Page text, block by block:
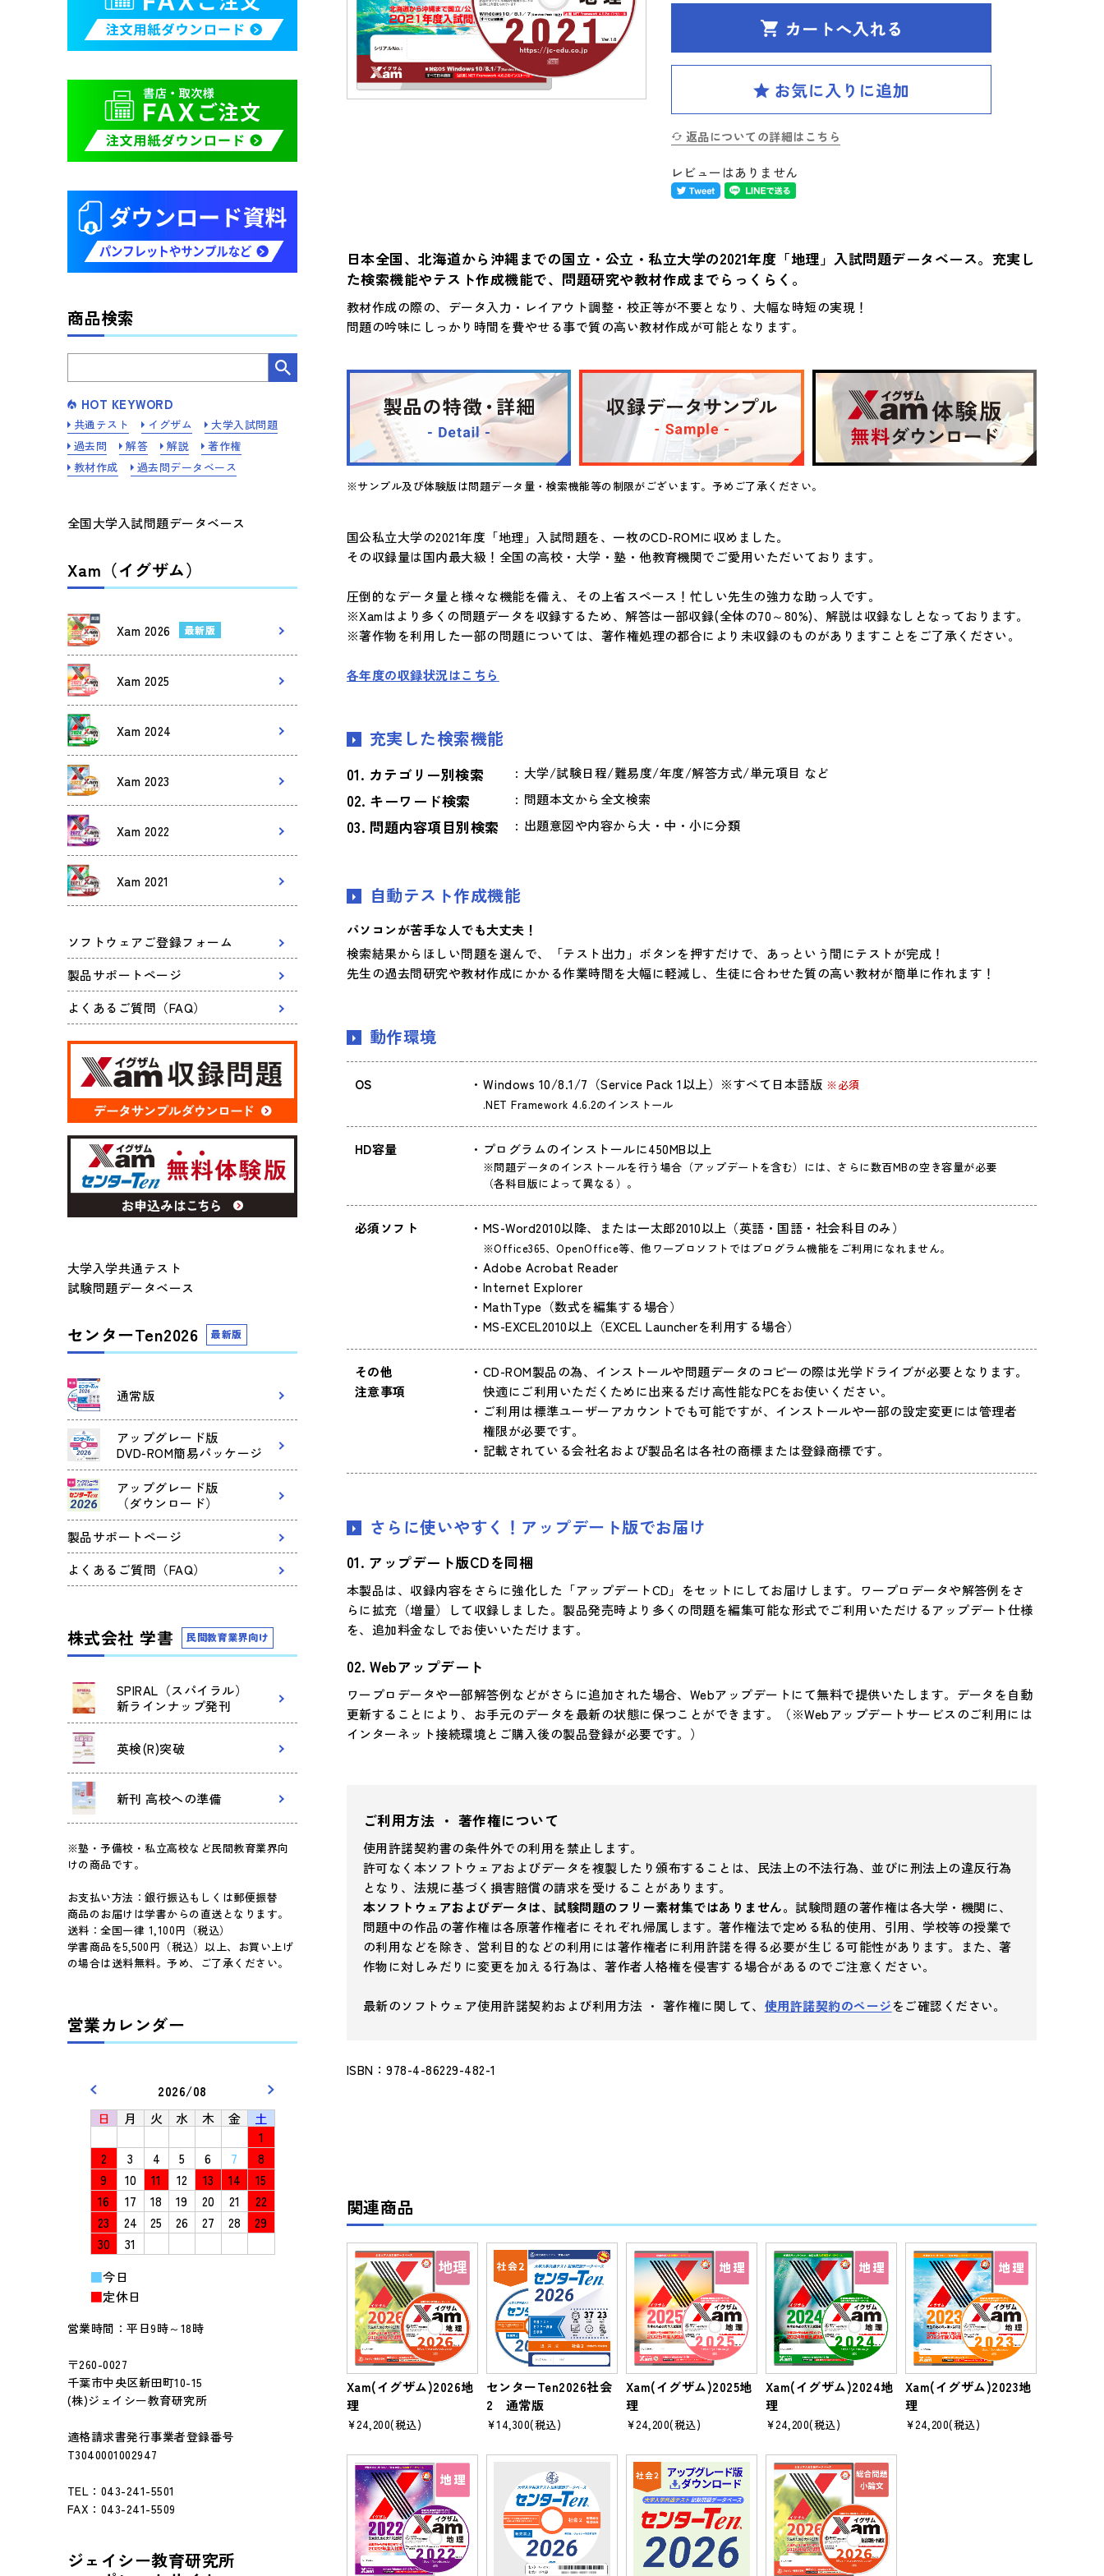
返品についての詳細はこちら
レビューはありません
日本全国、北海道から沖縄までの国立・公立・私立大学の2021年度「地理」入試問題データベース。充実し
た検索機能やテスト作成機能で、問題研究や教材作成までらっくらく。
教材作成の際の、データ入力・レイアウト調整・校正等が不要となり、大幅な時短の実現！
問題の吟味にしっかり時間を費やせる事で質の高い教材作成が可能となります。
※サンプル及び体験版は問題データ量・検索機能等の制限がございます。予めご了承ください。
国公私立大学の2021年度「地理」入試問題を、一枚のCD-ROMに収めました。
その収録量は国内最大級！全国の高校・大学・塾・他教育機関でご愛用いただいております。
圧倒的なデータ量と様々な機能を備え、その上省スペース！忙しい先生の強力な助っ人です。
※Xamはより多くの問題データを収録するため、解答は一部収録(全体の70～80%)、解説は収録なしとなっております。
※著作物を利用した一部の問題については、著作権処理の都合により未収録のものがありますことをご了承ください。
各年度の収録状況はこちら
充実した検索機能
カテゴリー別検索 大学/試験日程/難易度/年度/解答方式/単元項目 など
キーワード検索 問題本文から全文検索
問題内容項目別検索 出題意図や内容から大・中・小に分類
自動テスト作成機能
パソコンが苦手な人でも大丈夫！
検索結果からほしい問題を選んで、「テスト出力」ボタンを押すだけで、あっという間にテストが完成！
先生の過去問研究や教材作成にかかる作業時間を大幅に軽減し、生徒に合わせた質の高い教材が簡単に作れます！
動作環境
OS Windows 10/8.1/7（Service Pack 1以上）※すべて日本語版 ※必須
.NET Framework 4.6.2のインストール
HD容量 プログラムのインストールに450MB以上
※問題データのインストールを行う場合（アップデートを含む）には、さらに数百MBの空き容量が必要
（各科目版によって異なる）。
必須ソフト MS-Word2010以降、または一太郎2010以上（英語・国語・社会科目のみ）
※Office365、OpenOffice等、他ワープロソフトではプログラム機能をご利用になれません。
Adobe Acrobat Reader
Internet Explorer
MathType（数式を編集する場合）
MS-EXCEL2010以上 （EXCEL Launcherを利用する場合）
その他
注意事項
CD-ROM製品の為、インストールや問題データのコピーの際は光学ドライブが必要となります。
快適にご利用いただくために出来るだけ高性能なPCをお使いください。
ご利用は標準ユーザーアカウントでも可能ですが、インストールや一部の設定変更には管理者
権限が必要です。
記載されている会社名および製品名は各社の商標または登録商標です。
さらに使いやすく！アップデート版でお届け
アップデート版CDを同梱
本製品は、収録内容をさらに強化した「アップデートCD」をセットにしてお届けします。ワープロデータや解答例をさ
らに拡充（増量）して収録しました。製品発売時より多くの問題を編集可能な形式でご利用いただけるアップデート仕様
を、追加料金なしでお使いいただけます。
Webアップデート
ワープロデータや一部解答例などがさらに追加された場合、Webアップデートにて無料で提供いたします。データを自動
更新することにより、お手元のデータを最新の状態に保つことができます。（※Webアップデートサービスのご利用には
インターネット接続環境とご購入後の製品登録が必要です。）
ご利用方法 ・ 著作権について
使用許諾契約書の条件外での利用を禁止します。
許可なく本ソフトウェアおよびデータを複製したり頒布することは、民法上の不法行為、並びに刑法上の違反行為
となり、法規に基づく損害賠償の請求を受けることがあります。
本ソフトウェアおよびデータは、試験問題のフリー素材集ではありません。 試験問題の著作権は各大学・機関に、
問題中の作品の著作権は各原著作権者にそれぞれ帰属します。著作権法で定める私的使用、引用、学校等の授業で
の利用などを除き、営利目的などの利用には著作権者に利用許諾を得る必要が生じる可能性があります。また、著
作物に対しみだりに変更を加える行為は、著作者人格権を侵害する場合があるのでご注意ください。
最新のソフトウェア使用許諾契約および利用方法 ・ 著作権に関して、 使用許諾契約のページをご確認ください。
ISBN：978-4-86229-482-1
関連商品
Xam(イグザム)2026地
理
¥24,200(税込)
センターTen2026社会
2 通常版
¥14,300(税込)
Xam(イグザム)2025地
理
¥24,200(税込)
Xam(イグザム)2024地
理
¥24,200(税込)
Xam(イグザム)2023地
理
¥24,200(税込)
商品検索
HOT KEYWORD
共通テスト イグザム
大学入試問題
過去問
解答 解説
著作権
教材作成
過去問データベース
全国大学入試問題データベース
Xam（イグザム）
Xam 2026 最新版
Xam 2025
Xam 2024
Xam 2023
Xam 2022
Xam 2021
ソフトウェアご登録フォーム
製品サポートページ
よくあるご質問（FAQ）
大学入学共通テスト
試験問題データベース
センターTen2026 最新版
通常版
アップグレード版
DVD-ROM簡易パッケージ
アップグレード版
（ダウンロード）
製品サポートページ
よくあるご質問（FAQ）
株式会社 学書 民間教育業界向け
SPIRAL（スパイラル）
新ラインナップ発刊
英検(R)突破
新刊 高校への準備
※塾・予備校・私立高校など民間教育業界向
けの商品です。
お支払い方法：銀行振込もしくは郵便振替
商品のお届けは学書からの直送となります。
送料：全国一律 1,100円（税込）
学書商品を5,500円（税込）以上、お買い上げ
の場合は送料無料。予め、ご了承ください。
営業カレンダー
2026/08
日
月 火 水 木 金
土
1
2
3 4 5 6 7
8
9
10 11 12 13 14
15
16
17 18 19 20 21
22
23
24 25 26 27 28
29
30
31
■今日
■定休日
営業時間：平日9時～18時
〒260-0027
千葉市中央区新田町10-15
(株)ジェイシー教育研究所
適格請求書発行事業者登録番号
T3040001002947
TEL：043-241-5501
FAX：043-241-5509
ジェイシー教育研究所